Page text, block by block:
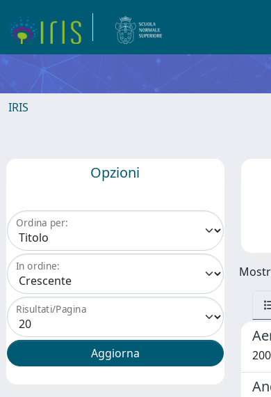
IRIS
Opzioni
Ordina per:
In ordine:
Risultati/Pagina